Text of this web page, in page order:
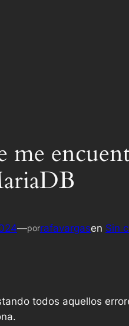
me
—porrafavargasen Sin
todos aquellos